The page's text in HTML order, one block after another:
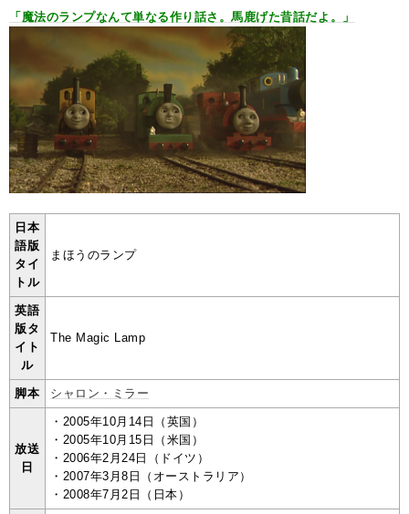
「魔法のランプなんて単なる作り話さ。馬鹿げた昔話だよ。」
日本
語版
タイ
トル
まほうのランプ
英語
版タ
イト
ル
The Magic Lamp
脚本 シャロン・ミラー
放送
日
・2005年10月14日（英国）
・2005年10月15日（米国）
・2006年2月24日（ドイツ）
・2007年3月8日（オーストラリア）
・2008年7月2日（日本）